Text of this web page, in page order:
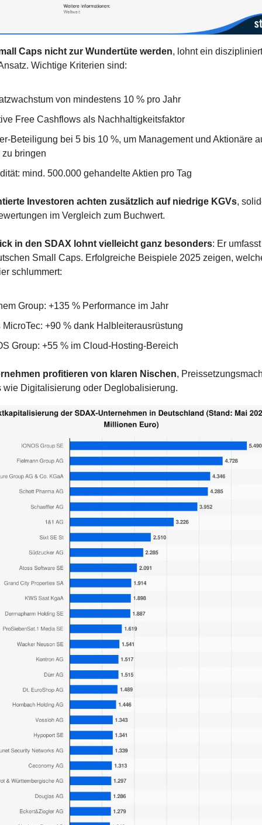
Caps nicht zur Wundertüte werden, lohnt ein
Wichtige Kriterien sind:
von mindestens 10 % pro Jahr
Free Cashflows als Nachhaltigkeitsfaktor
Beteiligung bei 5 bis 10 %, um Management und Aktionäre
bringen
mind. 500.000 gehandelte Aktien pro Tag
Investoren achten zusätzlich auf niedrige KGVs,
im Vergleich zum Buchwert.
in den SDAX lohnt vielleicht ganz besonders: Er
Small Caps. Erfolgreiche Beispiele 2025 zeigen,
schlummert:
Group: +135 % Performance im Jahr
MicroTec: +90 % dank Halbleiterausrüstung
Group: +55 % im Cloud-Hosting-Bereich
profitieren von klaren Nischen,
wie Digitalisierung oder Deglobalisierung.